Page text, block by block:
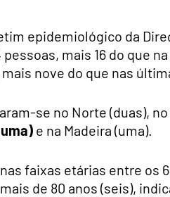
epidemiológico da
mais 16 do que
nove do que nas
se no Norte (duas),
e na Madeira (uma).
faixas etárias entre os
de 80 anos (seis),